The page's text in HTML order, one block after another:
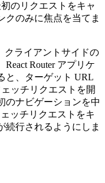
のリクエストをキャ
クのみに焦点を当てま
クライアントサイドの
Router アプリケ
と、ターゲット URL
ッチリクエストを開
のナビゲーションを中
ッチリクエストをキ
続行されるようにしま